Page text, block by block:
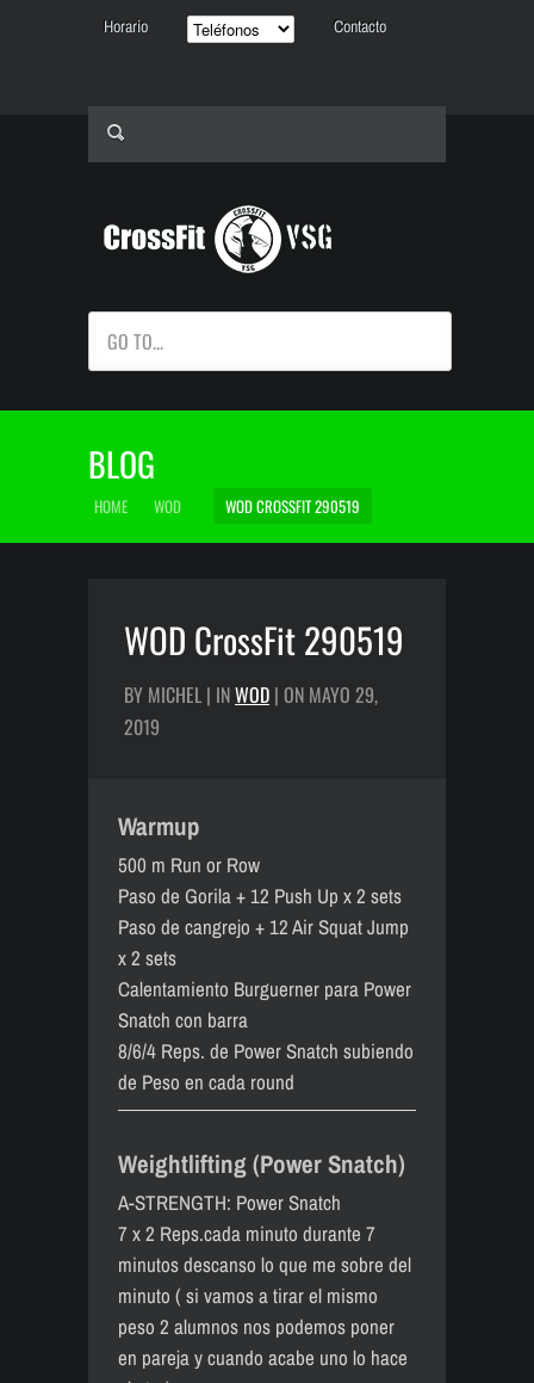
Horario Contacto
GO TO...
BLOG
HOME WOD WOD CROSSFIT 290519
WOD CrossFit 290519
BY MICHEL | INWOD | ON MAYO 29,
2019
Warmup
500 m Run or Row
Paso de Gorila + 12 Push Up x 2 sets
Paso de cangrejo + 12 Air Squat Jump
x 2 sets
Calentamiento Burguerner para Power
Snatch con barra
8/6/4 Reps. de Power Snatch subiendo
de Peso en cada round
Weightlifting (Power Snatch)
A-STRENGTH: Power Snatch
7 x 2 Reps.cada minuto durante 7
minutos descanso lo que me sobre del
minuto ( si vamos a tirar el mismo
peso 2 alumnos nos podemos poner
en pareja y cuando acabe uno lo hace